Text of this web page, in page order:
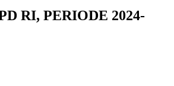
RI, PERIODE 2024-